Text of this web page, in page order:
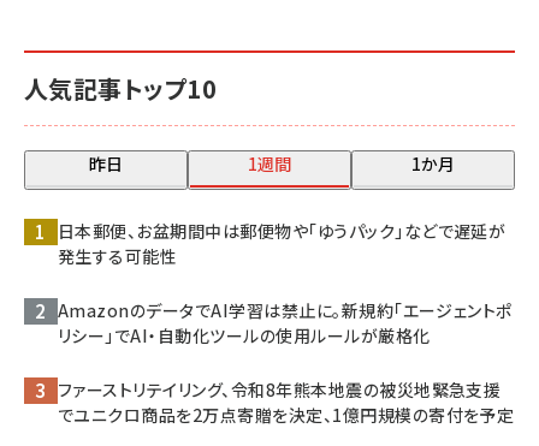
人気記事トップ10
昨日 1週間 1か月
日本郵便、お盆期間中は郵便物や「ゆうパック」などで遅延が
発生する可能性
AmazonのデータでAI学習は禁止に。新規約「エージェントポ
リシー」でAI・自動化ツールの使用ルールが厳格化
ファーストリテイリング、令和8年熊本地震の被災地緊急支援
でユニクロ商品を2万点寄贈を決定、1億円規模の寄付を予定